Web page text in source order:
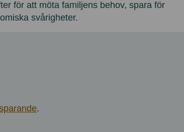
för att möta familjens behov, spara för
svårigheter.
.